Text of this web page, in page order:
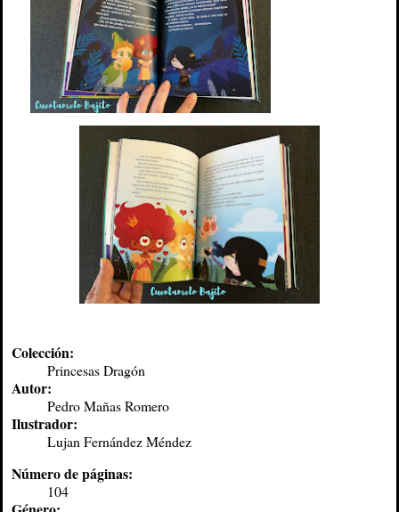
Colección:
Princesas Dragón
Autor:
Pedro Mañas Romero
Ilustrador:
Lujan Fernández Méndez
Número de páginas:
104